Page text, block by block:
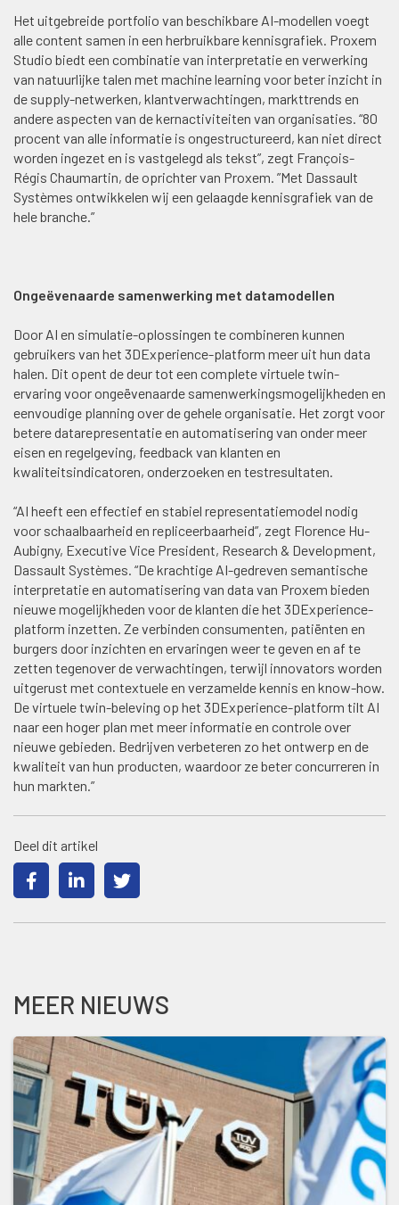
Het uitgebreide portfolio van beschikbare AI-modellen voegt
alle content samen in een herbruikbare kennisgrafiek. Proxem
Studio biedt een combinatie van interpretatie en verwerking
van natuurlijke talen met machine learning voor beter inzicht in
de supply-netwerken, klantverwachtingen, markttrends en
andere aspecten van de kernactiviteiten van organisaties. “80
procent van alle informatie is ongestructureerd, kan niet direct
worden ingezet en is vastgelegd als tekst”, zegt François-
Régis Chaumartin, de oprichter van Proxem. ”Met Dassault
Systèmes ontwikkelen wij een gelaagde kennisgrafiek van de
hele branche.”
Ongeëvenaarde samenwerking met datamodellen
Door AI en simulatie-oplossingen te combineren kunnen
gebruikers van het 3DExperience-platform meer uit hun data
halen. Dit opent de deur tot een complete virtuele twin-
ervaring voor ongeëvenaarde samenwerkingsmogelijkheden en
eenvoudige planning over de gehele organisatie. Het zorgt voor
betere datarepresentatie en automatisering van onder meer
eisen en regelgeving, feedback van klanten en
kwaliteitsindicatoren, onderzoeken en testresultaten.
“AI heeft een effectief en stabiel representatiemodel nodig
voor schaalbaarheid en repliceerbaarheid”, zegt Florence Hu-
Aubigny, Executive Vice President, Research & Development,
Dassault Systèmes. “De krachtige AI-gedreven semantische
interpretatie en automatisering van data van Proxem bieden
nieuwe mogelijkheden voor de klanten die het 3DExperience-
platform inzetten. Ze verbinden consumenten, patiënten en
burgers door inzichten en ervaringen weer te geven en af te
zetten tegenover de verwachtingen, terwijl innovators worden
uitgerust met contextuele en verzamelde kennis en know-how.
De virtuele twin-beleving op het 3DExperience-platform tilt AI
naar een hoger plan met meer informatie en controle over
nieuwe gebieden. Bedrijven verbeteren zo het ontwerp en de
kwaliteit van hun producten, waardoor ze beter concurreren in
hun markten.”
Deel dit artikel
MEER NIEUWS